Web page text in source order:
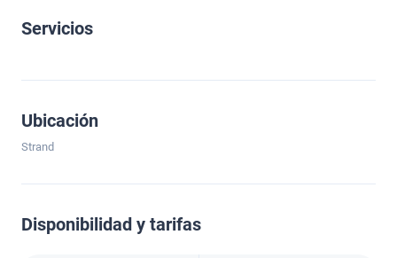
Servicios
Ubicación
Strand
Disponibilidad y tarifas